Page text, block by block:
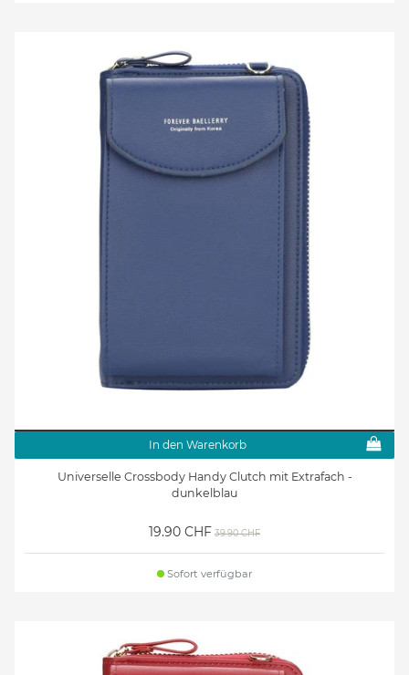
In den Warenkorb
Universelle Crossbody Handy Clutch mit Extrafach -
dunkelblau
19.90 CHF 39.90 CHF
Sofort verfügbar